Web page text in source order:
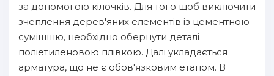
за допомогою кілочків. Для того щоб виключити
зчеплення дерев'яних елементів із цементною
сумішшю, необхідно обернути деталі
поліетиленовою плівкою. Далі укладається
арматура, що не є обов'язковим етапом. В